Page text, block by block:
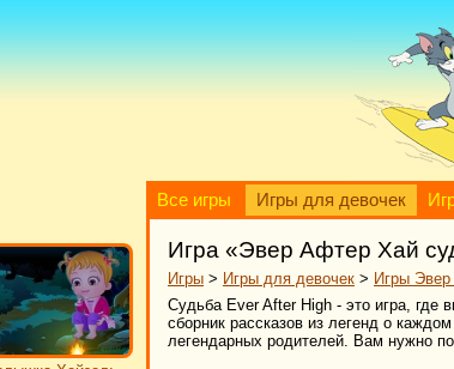
Все игры Игры для девочек
Игра «Эвер Афтер Хай
Игры > Игры для девочек > Игры
Судьба Ever After High - это игра,
сборник рассказов из легенд о
легендарных родителей. Вам нужно